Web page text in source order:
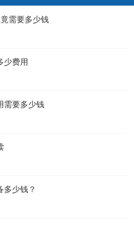
需要多少钱
少费用
需要多少钱
多少钱？